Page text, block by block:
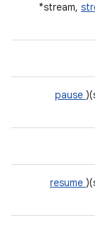
*stream,
pause
resume